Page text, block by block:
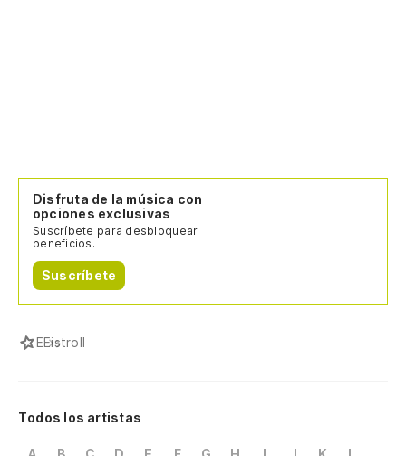
Disfruta de la música con
opciones exclusivas
Suscríbete para desbloquear
beneficios.
Suscríbete
EEistroll
Todos los artistas